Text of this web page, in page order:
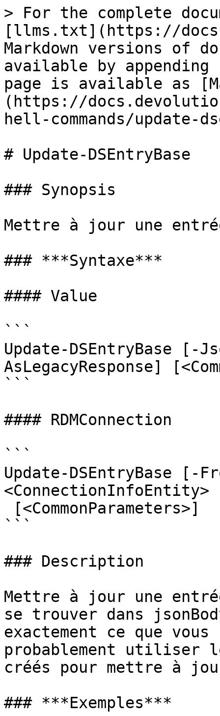
> For the complete
[llms.txt](https://
Markdown versions of
available by
page is available as
(https://
hell-commands/update-
# Update-DSEntryBase
### Synopsis
Mettre à jour une
### ***Syntaxe***
#### Value
```
Update-DSEntryBase [-
AsLegacyResponse]
```
#### RDMConnection
```
Update-DSEntryBase [-
<ConnectionInfoEntity>
```
### Description
Mettre à jour une
se trouver dans
exactement ce que
probablement utiliser
créés pour mettre à
### ***Exemples***